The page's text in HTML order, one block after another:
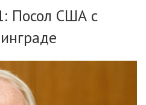
Посол США с